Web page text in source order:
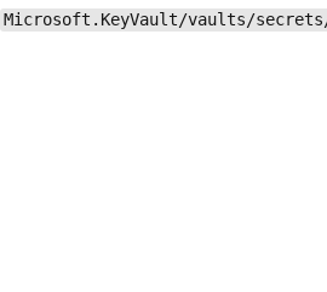
Microsoft.KeyVault/vaults/